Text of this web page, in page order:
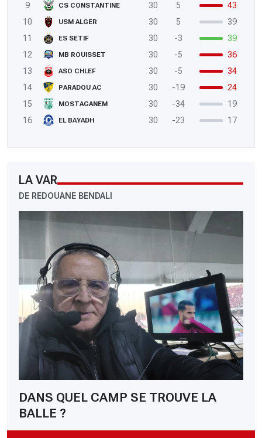
9
CS CONSTANTINE 30 5
43
10
USM ALGER 30 5
39
11
ES SETIF 30 -3
39
12
MB ROUISSET 30 -5
36
13
ASO CHLEF 30 -5
34
14
PARADOU AC 30 -19
24
15
MOSTAGANEM 30 -34
19
16
EL BAYADH 30 -23 17
LA VAR
DE REDOUANE BENDALI
DANS QUEL CAMP SE TROUVE LA
BALLE ?